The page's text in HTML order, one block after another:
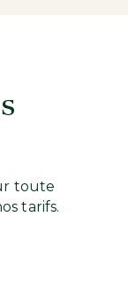
toute
tarifs.